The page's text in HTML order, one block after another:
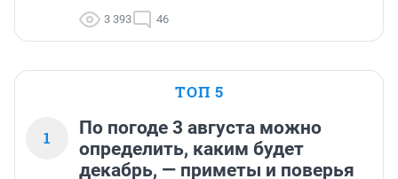
3 393 46
ТОП 5
1
По погоде 3 августа можно
определить, каким будет
декабрь, — приметы и поверья